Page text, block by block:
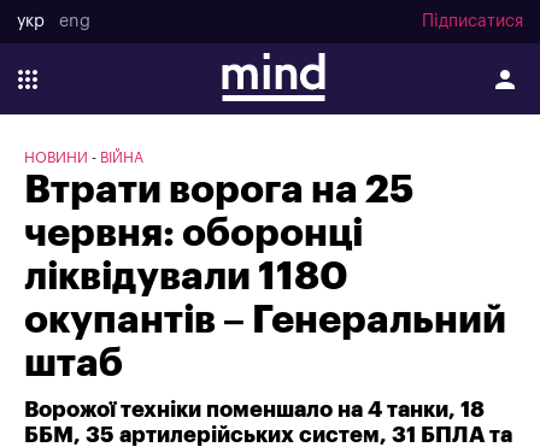
укр eng Підписатися
НОВИНИ ВІЙНА
Втрати ворога на 25
червня: оборонці
ліквідували 1180
окупантів – Генеральний
штаб
Ворожої техніки поменшало на 4 танки, 18
ББМ, 35 артилерійських систем, 31 БПЛА та